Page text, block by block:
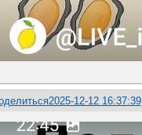
2025-12-12 16:37:39